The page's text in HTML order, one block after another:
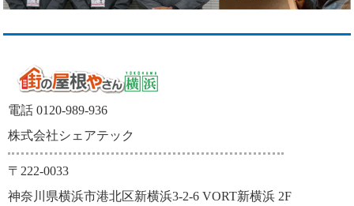
電話 0120-989-936
株式会社シェアテック
〒222-0033
神奈川県横浜市港北区新横浜3-2-6 VORT新横浜 2F